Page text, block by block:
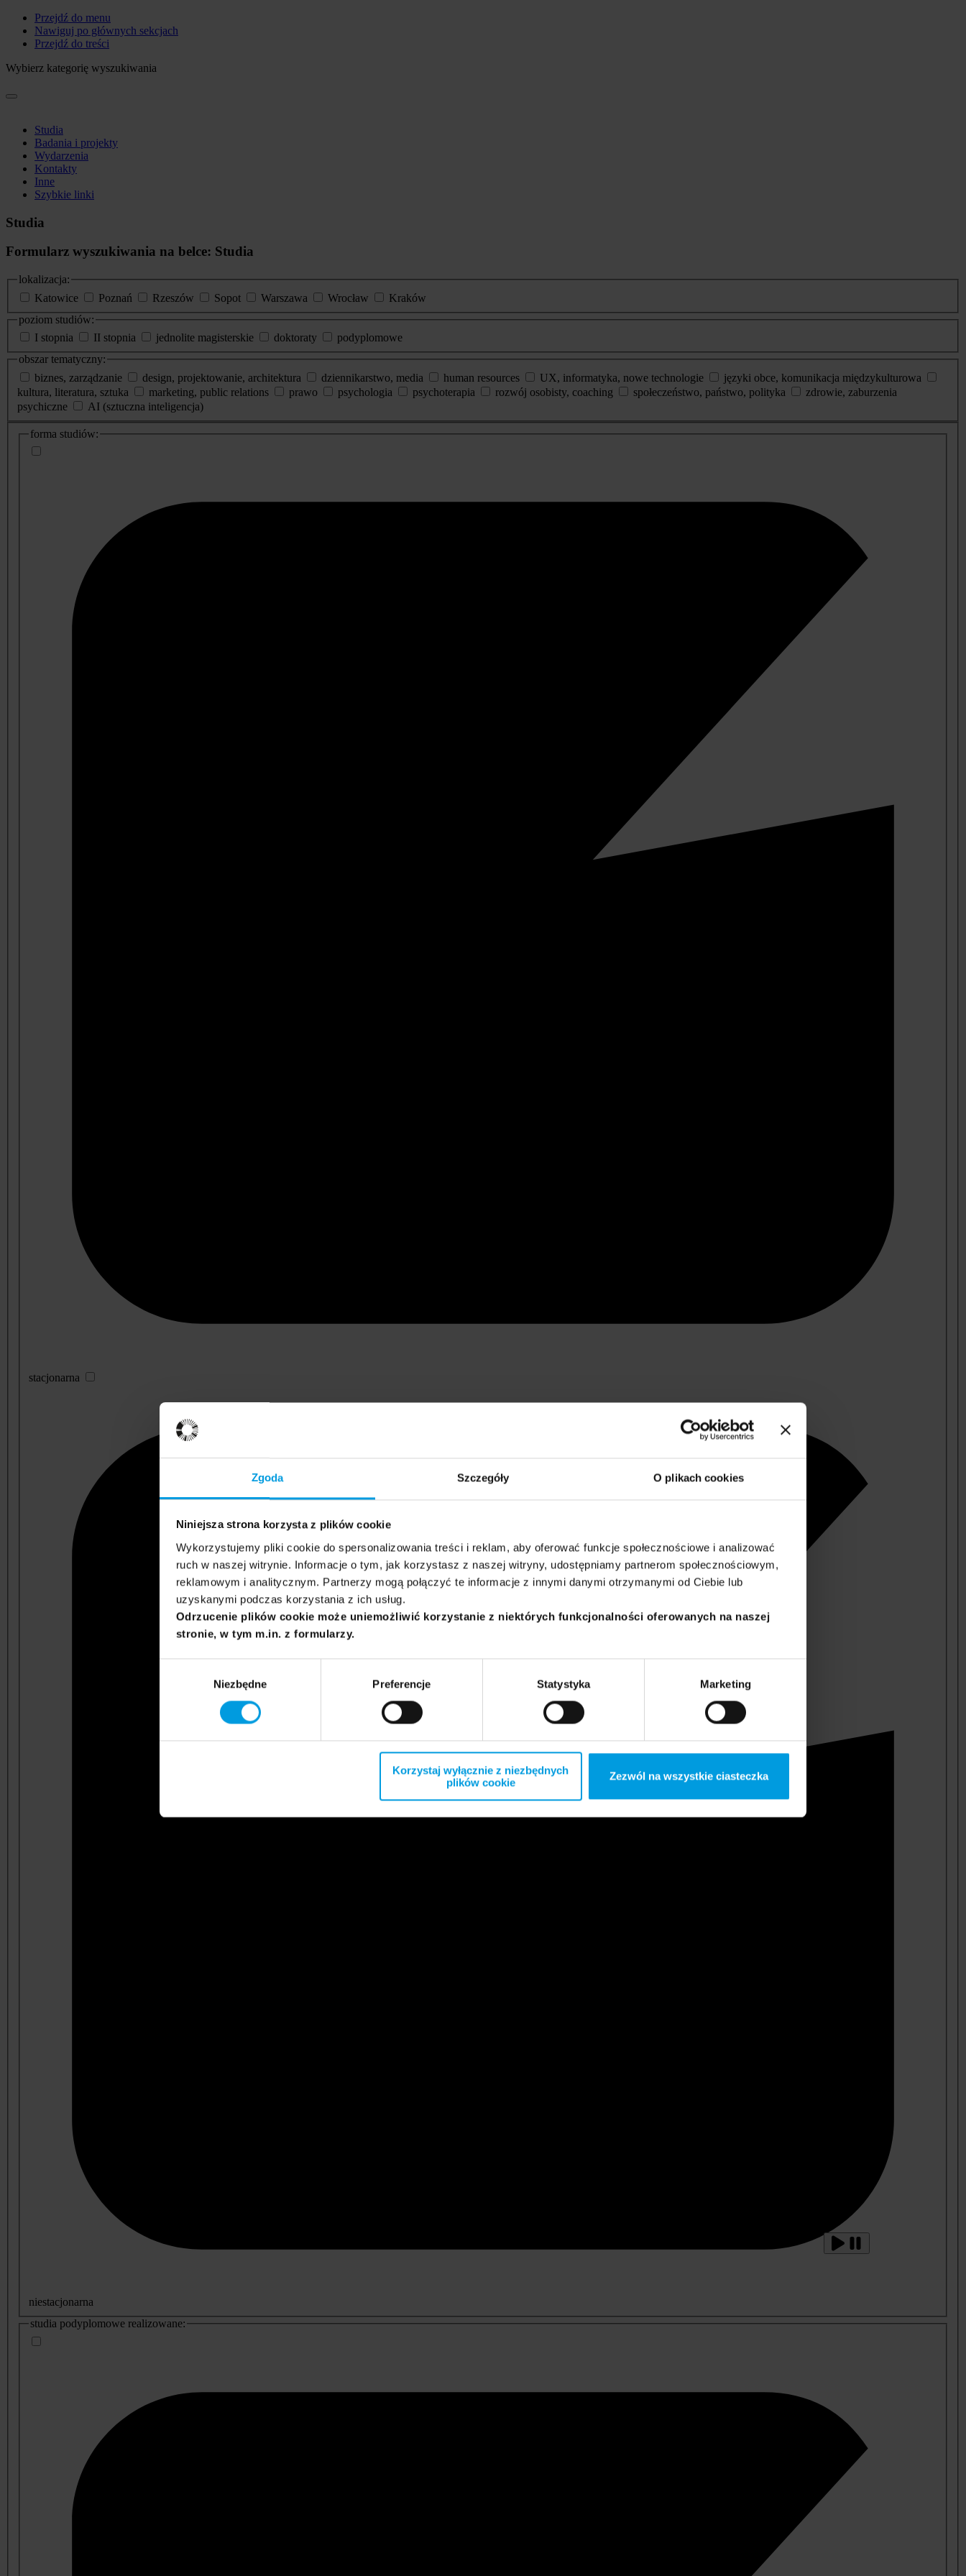
Zgoda Szczegóły O plikach cookies
Niniejsza strona korzysta z plików cookie
Wykorzystujemy pliki cookie do spersonalizowania treści i reklam, aby oferować funkcje społecznościowe i analizować
ruch w naszej witrynie. Informacje o tym, jak korzystasz z naszej witryny, udostępniamy partnerom społecznościowym,
reklamowym i analitycznym. Partnerzy mogą połączyć te informacje z innymi danymi otrzymanymi od Ciebie lub
uzyskanymi podczas korzystania z ich usług.
Odrzucenie plików cookie może uniemożliwić korzystanie z niektórych funkcjonalności oferowanych na naszej
stronie, w tym m.in. z formularzy.
Niezbędne Preferencje Statystyka Marketing
Korzystaj wyłącznie z niezbędnych
plików cookie
Zezwól na wszystkie ciasteczka
Przejdź do menu
Nawiguj po głównych sekcjach
Przejdź do treści
Wybierz kategorię wyszukiwania
Studia
Badania i projekty
Wydarzenia
Kontakty
Inne
Szybkie linki
Studia
Formularz wyszukiwania na belce: Studia
lokalizacja:
Katowice
Poznań Rzeszów Sopot Warszawa Wrocław
Kraków
poziom studiów:
I stopnia
II stopnia jednolite magisterskie doktoraty
podyplomowe
obszar tematyczny:
biznes, zarządzanie
design, projektowanie, architektura dziennikarstwo, media human resources UX, informatyka, nowe technologie
języki obce, komunikacja międzykulturowa
kultura, literatura, sztuka
marketing, public relations prawo psychologia psychoterapia rozwój osobisty, coaching społeczeństwo, państwo, polityka
zdrowie, zaburzenia
psychiczne
AI (sztuczna inteligencja)
dodatkowe
informacje
forma studiów:
stacjonarna
niestacjonarna
studia podyplomowe realizowane: